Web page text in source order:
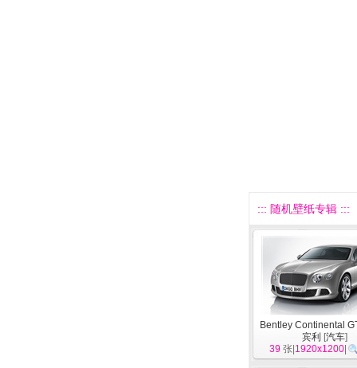
::: 随机壁纸专辑 :::
Bentley Continental
宾利 [汽车]
39 张| 1920x1200